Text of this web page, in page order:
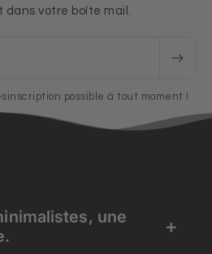
votre boîte mail.
possible à tout moment !
une